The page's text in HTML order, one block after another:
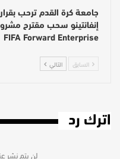
جامعة كرة القدم ترحب بقرار
إنفانتينو سحب مقترح
FIFA Forward Enterprise
السابق التالي
اترك رد
لن يتم نشر